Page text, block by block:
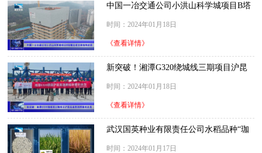
中国一冶交通公司小洪山科学城项目B塔
时间：2024年01月18日
《查看详情》
新突破！湘潭G320绕城线三期项目沪昆
时间：2024年01月18日
《查看详情》
武汉国英种业有限责任公司水稻品种“珈
时间：2024年01月17日